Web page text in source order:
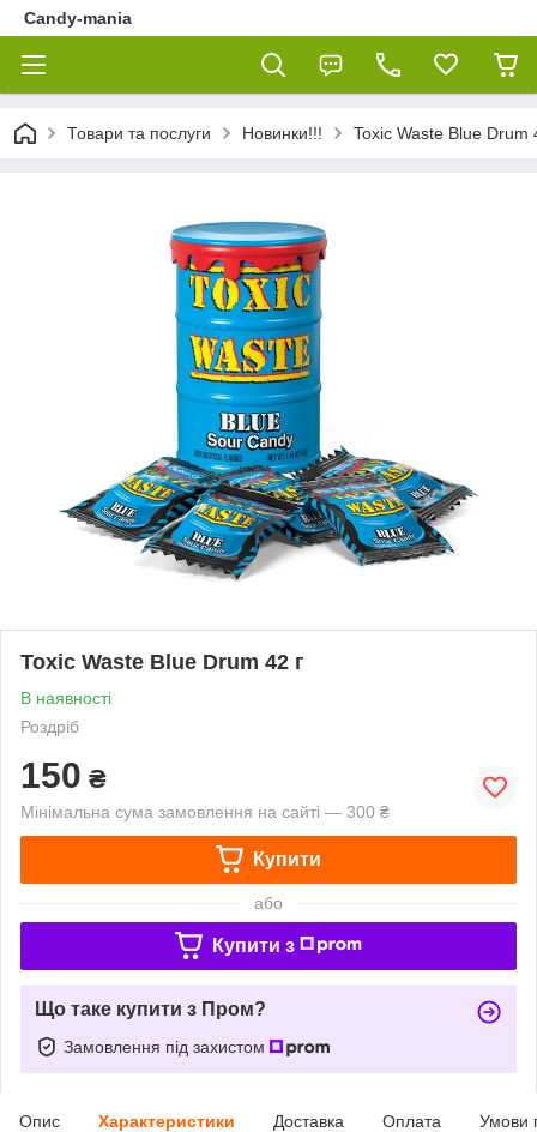
Candy-mania
Товари та послуги Новинки!!! Toxic Waste Blue Drum
Toxic Waste Blue Drum 42 г
В наявності
Роздріб
150 ₴
Мінімальна сума замовлення на сайті — 300 ₴
Купити
або
Купити з
Що таке купити з Пром?
Замовлення під захистом
Опис Характеристики Доставка Оплата Умови